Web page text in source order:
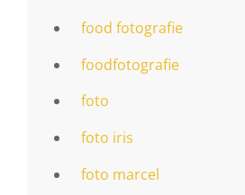
food fotografie
foodfotografie
foto
foto iris
foto marcel